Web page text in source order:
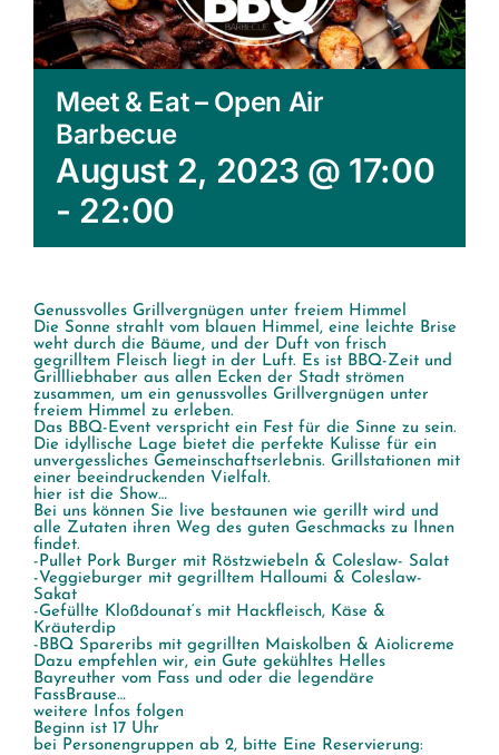
Meet & Eat – Open Air
Barbecue
August 2, 2023 @ 17:00
- 22:00
Genussvolles Grillvergnügen unter freiem Himmel
Die Sonne strahlt vom blauen Himmel, eine leichte Brise
weht durch die Bäume, und der Duft von frisch
gegrilltem Fleisch liegt in der Luft. Es ist BBQ-Zeit und
Grillliebhaber aus allen Ecken der Stadt strömen
zusammen, um ein genussvolles Grillvergnügen unter
freiem Himmel zu erleben.
Das BBQ-Event verspricht ein Fest für die Sinne zu sein.
Die idyllische Lage bietet die perfekte Kulisse für ein
unvergessliches Gemeinschaftserlebnis. Grillstationen mit
einer beeindruckenden Vielfalt.
hier ist die Show…
Bei uns können Sie live bestaunen wie gerillt wird und
alle Zutaten ihren Weg des guten Geschmacks zu Ihnen
findet.
-Pullet Pork Burger mit Röstzwiebeln & Coleslaw- Salat
-Veggieburger mit gegrilltem Halloumi & Coleslaw-
Sakat
-Gefüllte Kloßdounat‘s mit Hackfleisch, Käse &
Kräuterdip
-BBQ Spareribs mit gegrillten Maiskolben & Aiolicreme
Dazu empfehlen wir, ein Gute gekühltes Helles
Bayreuther vom Fass und oder die legendäre
FassBrause…
weitere Infos folgen
Beginn ist 17 Uhr
bei Personengruppen ab 2, bitte Eine Reservierung: